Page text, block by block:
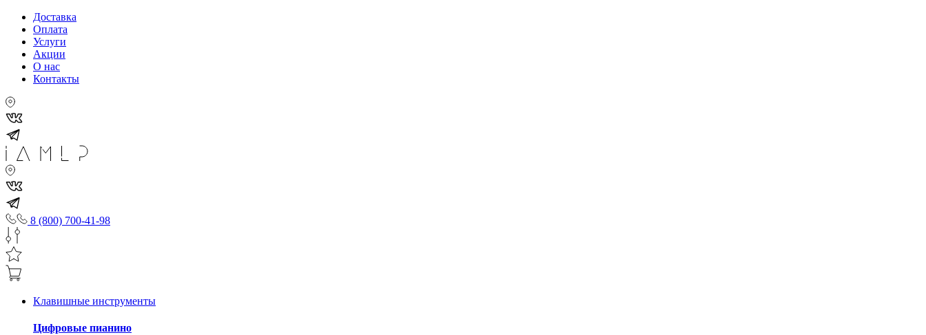
Доставка
Оплата
Услуги
Акции
О нас
Контакты
8 (800) 700-41-98
Клавишные инструменты
Цифровые пианино